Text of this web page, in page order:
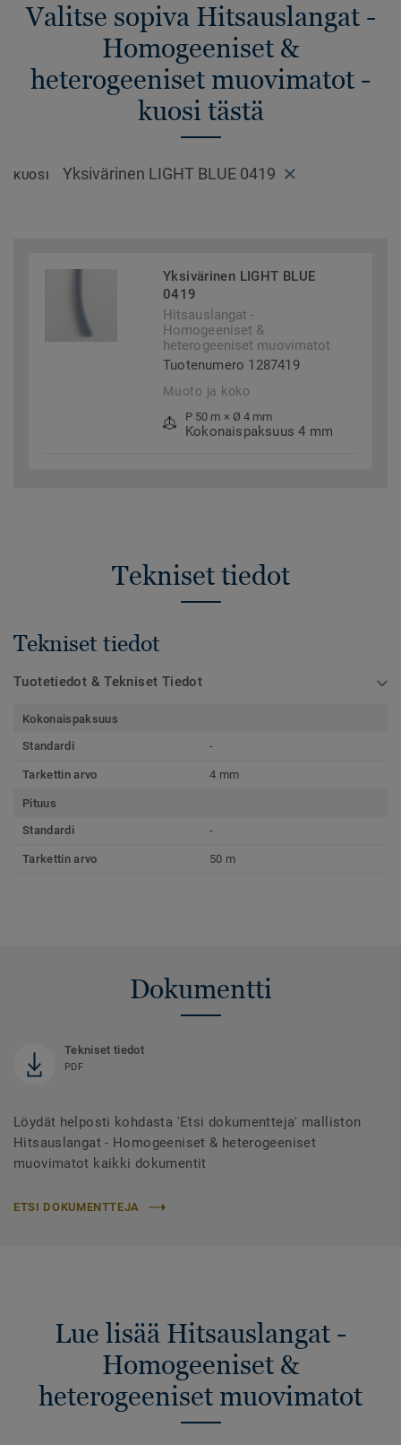
Valitse sopiva Hitsauslangat -
Homogeeniset &
heterogeeniset muovimatot -
kuosi tästä
KUOSI Yksivärinen LIGHT BLUE 0419
Yksivärinen LIGHT BLUE
0419
Hitsauslangat -
Homogeeniset &
heterogeeniset muovimatot
Tuotenumero 1287419
Muoto ja koko
P 50 m × Ø 4 mm
Kokonaispaksuus 4 mm
Tekniset tiedot
Tekniset tiedot
Tuotetiedot & Tekniset Tiedot
Kokonaispaksuus
Standardi
-
Tarkettin arvo 4 mm
Pituus
Standardi
-
Tarkettin arvo 50 m
Dokumentti
Tekniset tiedot
PDF
Löydät helposti kohdasta 'Etsi dokumentteja' malliston
Hitsauslangat - Homogeeniset & heterogeeniset
muovimatot kaikki dokumentit
ETSI DOKUMENTTEJA
Lue lisää Hitsauslangat -
Homogeeniset &
heterogeeniset muovimatot